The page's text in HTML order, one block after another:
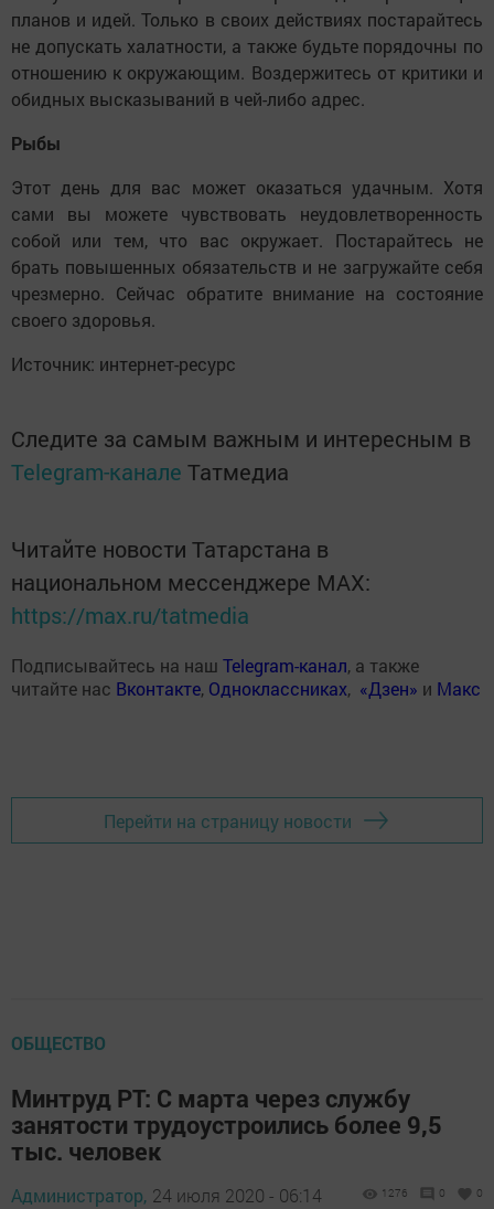
планов и идей. Только в своих действиях постарайтесь
не допускать халатности, а также будьте порядочны по
отношению к окружающим. Воздержитесь от критики и
обидных высказываний в чей-либо адрес.
Рыбы
Этот день для вас может оказаться удачным. Хотя
сами вы можете чувствовать неудовлетворенность
собой или тем, что вас окружает. Постарайтесь не
брать повышенных обязательств и не загружайте себя
чрезмерно. Сейчас обратите внимание на состояние
своего здоровья.
Источник: интернет-ресурс
Следите за самым важным и интересным в
Telegram-канале Татмедиа
Читайте новости Татарстана в
национальном мессенджере MАХ:
https://max.ru/tatmedia
Подписывайтесь на наш Telegram-канал, а также
читайте нас Вконтакте, Одноклассниках, «Дзен» и Макс
Перейти на страницу новости
ОБЩЕСТВО
Минтруд РТ: С марта через службу
занятости трудоустроились более 9,5
тыс. человек
Администратор, 24 июля 2020 - 06:14 1276 0 0